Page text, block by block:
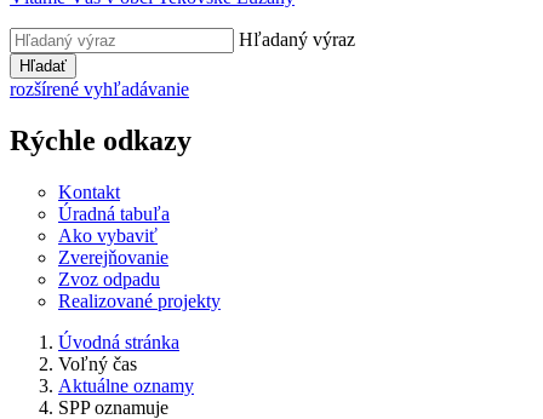
Hľadaný výraz
Hľadať
rozšírené vyhľadávanie
Rýchle odkazy
Kontakt
Úradná tabuľa
Ako vybaviť
Zverejňovanie
Zvoz odpadu
Realizované projekty
Úvodná stránka
Voľný čas
Aktuálne oznamy
SPP oznamuje